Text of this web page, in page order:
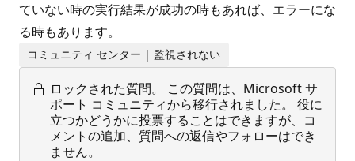
ていない時の実行結果が成功の時もあれば、エラーにな
る時もあります。
コミュニティ センター | 監視されない
ロックされた質問。
この質問は、Microsoft サ
ポート コミュニティから移行されました。 役に
立つかどうかに投票することはできますが、コ
メントの追加、質問への返信やフォローはでき
ません。